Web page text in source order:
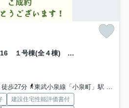
【新築】大泉町寄木戸第16 １号棟(全４棟) リーブルガーデン 新築建売分譲
歩27分
東武小泉線「小泉町」駅 徒歩43分
建設住宅性能評価書付